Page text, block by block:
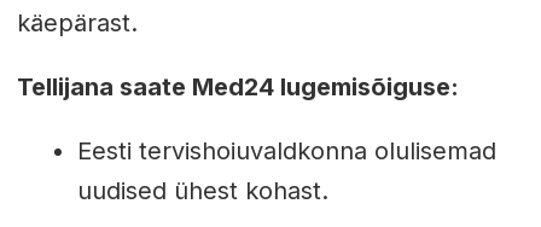
käepärast.
Tellijana saate Med24 lugemisõiguse:
Eesti tervishoiuvaldkonna olulisemad
uudised ühest kohast.